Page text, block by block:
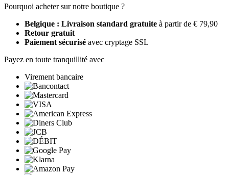
Pourquoi acheter sur notre boutique ?
Belgique : Livraison standard gratuite à partir de € 79,90
Retour gratuit
Paiement sécurisé avec cryptage SSL
Payez en toute tranquillité avec
Virement bancaire